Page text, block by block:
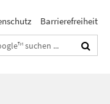
Barrierefreiheit